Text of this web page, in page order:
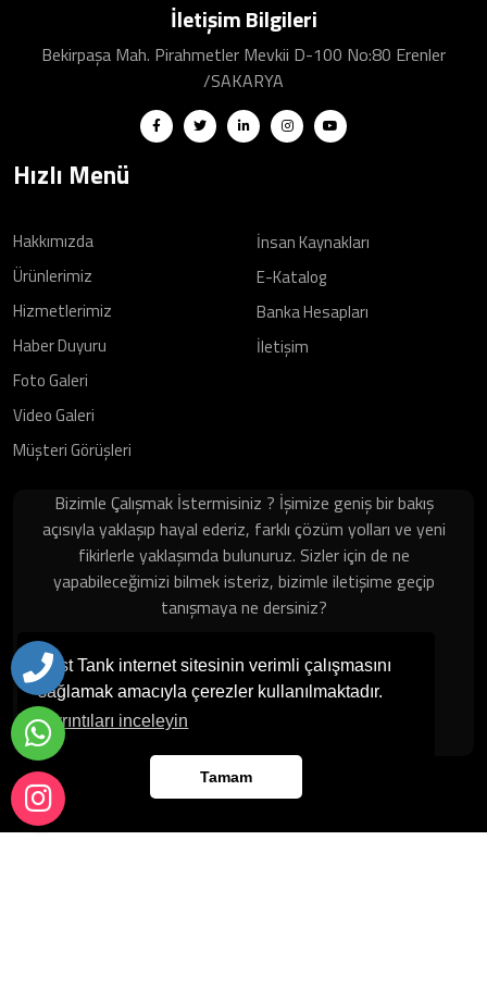
Best Tank internet sitesinin verimli çalışmasını
sağlamak amacıyla çerezler kullanılmaktadır.
Ayrıntıları inceleyin
Tamam
İletişim Bilgileri
Bekirpaşa Mah. Pirahmetler Mevkii D-100 No:80 Erenler
/SAKARYA
Hızlı Menü
Hakkımızda
Ürünlerimiz
Hizmetlerimiz
Haber Duyuru
Foto Galeri
Video Galeri
Müşteri Görüşleri
İnsan Kaynakları
E-Katalog
Banka Hesapları
İletişim
Bizimle Çalışmak İstermisiniz ? İşimize geniş bir bakış
açısıyla yaklaşıp hayal ederiz, farklı çözüm yolları ve yeni
fikirlerle yaklaşımda bulunuruz. Sizler için de ne
yapabileceğimizi bilmek isteriz, bizimle iletişime geçip
tanışmaya ne dersiniz?
Çalışma Saatleri
Hafta içi: 08:00 - 18:00 Hafta Sonu: Kapalı